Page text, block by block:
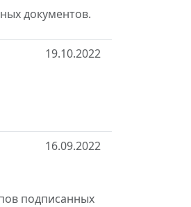
документов.
19.10.2022
16.09.2022
подписанных